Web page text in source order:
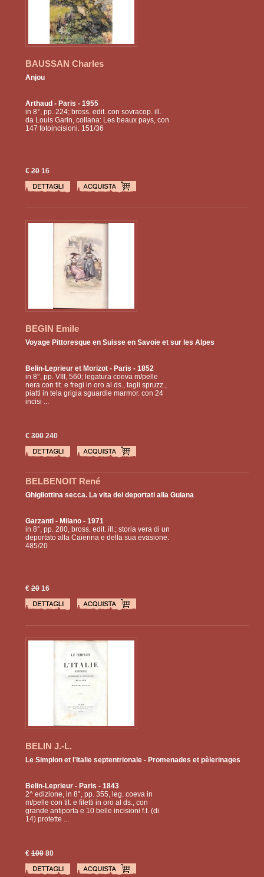
BAUSSAN Charles
Anjou
Arthaud - Paris - 1955
in 8°, pp. 224; bross. edit. con sovracop. ill.
da Louis Garin, collana: Les beaux pays, con
147 fotoincisioni. 151/36
€2016
BEGIN Emile
Voyage Pittoresque en Suisse en Savoie et sur les Alpes
Belin-Leprieur et Morizot- Paris - 1852
in 8°, pp. VIII, 560; legatura coeva m/pelle
nera con tit. e fregi in oro al ds., tagli spruzz.,
piatti in tela grigia sguardie marmor. con 24
incisi ...
€300240
BELBENOIT René
Ghigliottina secca. La vita dei deportati alla Guiana
Garzanti- Milano - 1971
in 8°, pp. 280, bross. edit. ill.; storia vera di un
deportato alla Caienna e della sua evasione.
485/20
€2016
BELIN J.-L.
Le Simplon et l'Italie septentrionale - Promenades et pèlerinages
Belin-Leprieur- Paris - 1843
2^ edizione, in 8°, pp. 355, leg. coeva in
m/pelle con tit. e filetti in oro al ds., con
grande antiporta e 10 belle incisioni f.t. (di
14) protette ...
€10080